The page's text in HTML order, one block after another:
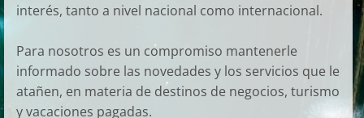
interés, tanto a nivel nacional como internacional.
Para nosotros es un compromiso mantenerle
informado sobre las novedades y los servicios que le
atañen, en materia de destinos de negocios, turismo
y vacaciones pagadas.